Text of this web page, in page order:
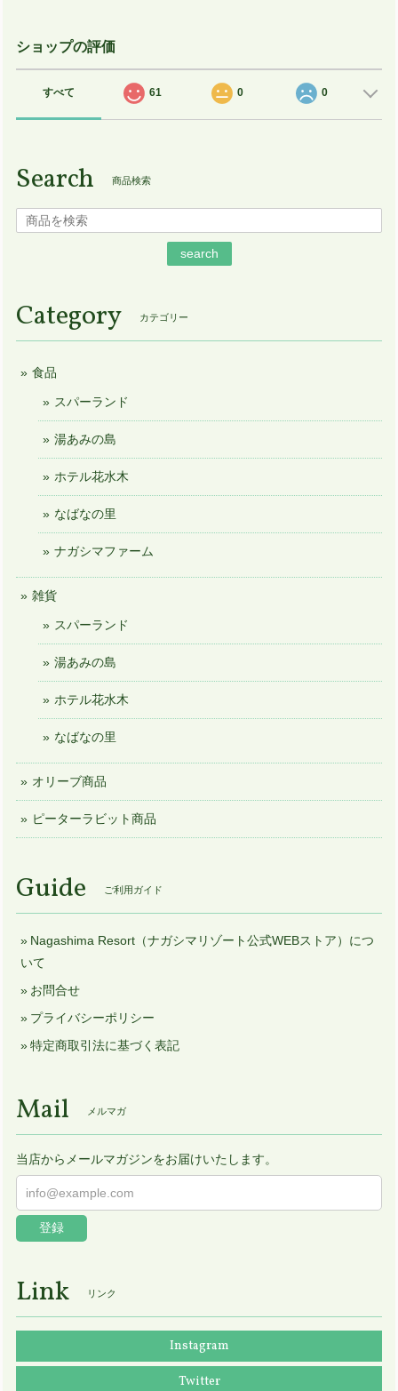
ショップの評価
すべて 61 0 0
Search 商品検索
search
Category カテゴリー
食品
スパーランド
湯あみの島
ホテル花水木
なばなの里
ナガシマファーム
雑貨
スパーランド
湯あみの島
ホテル花水木
なばなの里
オリーブ商品
ピーターラビット商品
Guide ご利用ガイド
Nagashima Resort（ナガシマリゾート公式WEBストア）につ
いて
お問合せ
プライバシーポリシー
特定商取引法に基づく表記
Mail メルマガ
当店からメールマガジンをお届けいたします。
登録
Link リンク
Instagram
Twitter